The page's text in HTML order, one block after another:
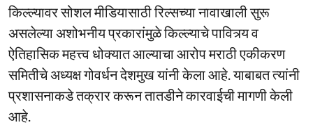
किल्ल्यावर सोशल मीडियासाठी रिल्सच्या नावाखाली सुरू
असलेल्या अशोभनीय प्रकारांमुळे किल्ल्याचे पावित्र्य व
ऐतिहासिक महत्त्व धोक्यात आल्याचा आरोप मराठी एकीकरण
समितीचे अध्यक्ष गोवर्धन देशमुख यांनी केला आहे. याबाबत त्यांनी
प्रशासनाकडे तक्रार करून तातडीने कारवाईची मागणी केली
आहे.